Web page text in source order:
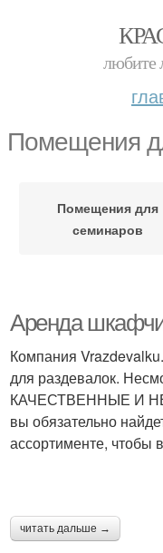
любите
Помещения
Помещения для
семинаров
Аренда
Компания
для раздевалок.
КАЧЕСТВЕННЫЕ И
вы обязательно
ассортименте, чтобы
читать дальше →